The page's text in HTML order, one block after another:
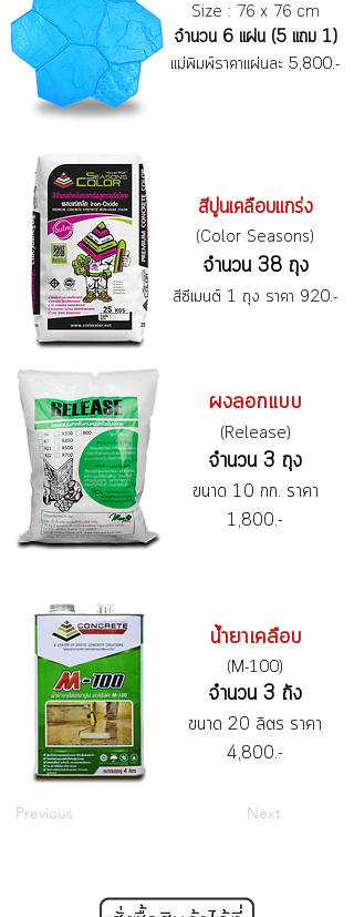
Size : 76 x 76 cm
จำนวน 6 แผ่น (5 แถม 1)
แม่พิมพ์ราคาแผ่นละ 5,800.-
สีปูนเคลือบแกร่ง
(Color Seasons)
จำนวน 38 ถุง
สีซีเมนต์ 1 ถุง ราคา 920.-
ผงลอกแบบ
(Release)
จำนวน 3 ถุง
ขนาด 10 กก. ราคา
1,800.-
Previous
น้ำยาเคลือบ
(M-100)
จำนวน 3 ถัง
ขนาด 20 ลิตร ราคา
4,800.-
Next